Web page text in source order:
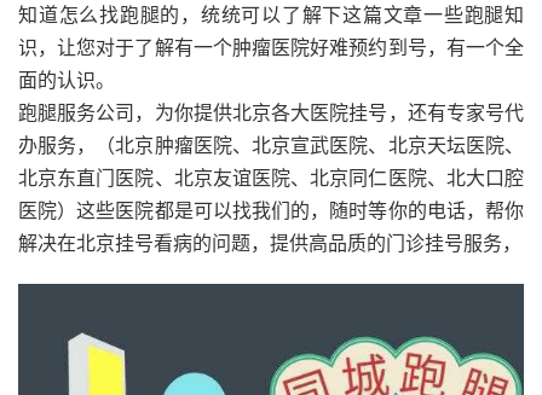
知道怎么找跑腿的，统统可以了解下这篇文章一些跑腿知
识，让您对于了解有一个肿瘤医院好难预约到号，有一个全
面的认识。
跑腿服务公司，为你提供北京各大医院挂号，还有专家号代
办服务，（北京肿瘤医院、北京宣武医院、北京天坛医院、
北京东直门医院、北京友谊医院、北京同仁医院、北大口腔
医院）这些医院都是可以找我们的，随时等你的电话，帮你
解决在北京挂号看病的问题，提供高品质的门诊挂号服务，